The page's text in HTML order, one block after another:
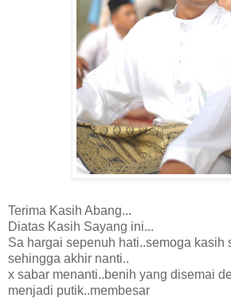
Terima Kasih Abang...
Diatas Kasih Sayang ini...
Sa hargai sepenuh hati..semoga kasih
sehingga akhir nanti..
x sabar menanti..benih yang disemai
menjadi putik..membesar